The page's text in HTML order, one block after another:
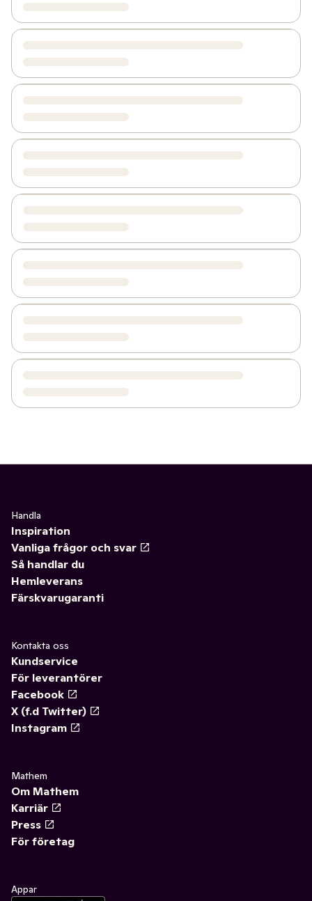
Handla
Inspiration
Vanliga frågor och svar
Så handlar du
Hemleverans
Färskvarugaranti
Kontakta oss
Kundservice
För leverantörer
Facebook
X (f.d Twitter)
Instagram
Mathem
Om Mathem
Karriär
Press
För företag
Appar